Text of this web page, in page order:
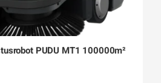
PUDU MT1 100000m²